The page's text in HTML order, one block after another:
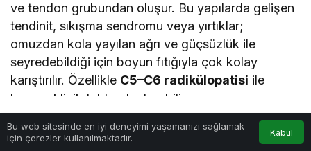
ve tendon grubundan oluşur. Bu yapılarda gelişen
tendinit, sıkışma sendromu veya yırtıklar;
omuzdan kola yayılan ağrı ve güçsüzlük ile
seyredebildiği için boyun fıtığıyla çok kolay
karıştırılır. Özellikle C5–C6 radikülopatisi ile
benzer klinik tablo oluşturabilir.
Benzer Belirtiler
Bu web sitesinde en iyi deneyimi yaşamanızı sağlamak
için çerezler kullanılmaktadır.
Kabul
Anasayfa Akış Hesabım